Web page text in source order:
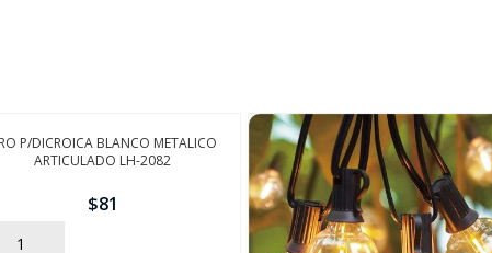
P/DICROICA BLANCO METALICO
ARTICULADO LH-2082
$81